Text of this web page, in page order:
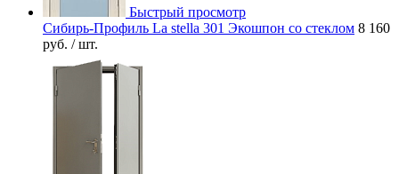
Быстрый просмотр
Сибирь-Профиль La stella 301 Экошпон со стеклом 8 160
руб. / шт.